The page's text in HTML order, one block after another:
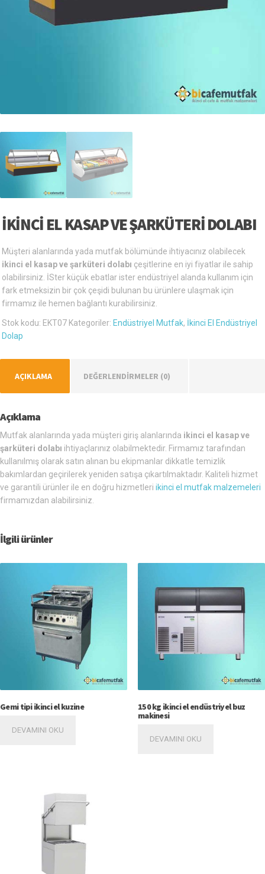
İKINCI EL KASAP VE ŞARKÜTERI DOLABI
Müşteri alanlarında yada mutfak bölümünde ihtiyacınız olabilecek
ikinci el kasap ve şarküteri dolabı çeşitlerine en iyi fiyatlar ile sahip
olabilirsiniz. İSter küçük ebatlar ister endüstriyel alanda kullanım için
fark etmeksizin bir çok çeşidi bulunan bu ürünlere ulaşmak için
firmamız ile hemen bağlantı kurabilirsiniz.
Stok kodu: EKT07 Kategoriler: Endüstriyel Mutfak, İkinci El Endüstriyel
Dolap
AÇIKLAMA DEĞERLENDIRMELER (0)
Açıklama
Mutfak alanlarında yada müşteri giriş alanlarında ikinci el kasap ve
şarküteri dolabı ihtiyaçlarınız olabilmektedir. Firmamız tarafından
kullanılmış olarak satın alınan bu ekipmanlar dikkatle temizlik
bakımlardan geçirilerek yeniden satışa çıkartılmaktadır. Kaliteli hizmet
ve garantili ürünler ile en doğru hizmetleri ikinci el mutfak malzemeleri
firmamızdan alabilirsiniz.
İlgili ürünler
Gemi tipi ikinci el kuzine
DEVAMINI OKU
150 kg ikinci el endüstriyel buz
makinesi
DEVAMINI OKU